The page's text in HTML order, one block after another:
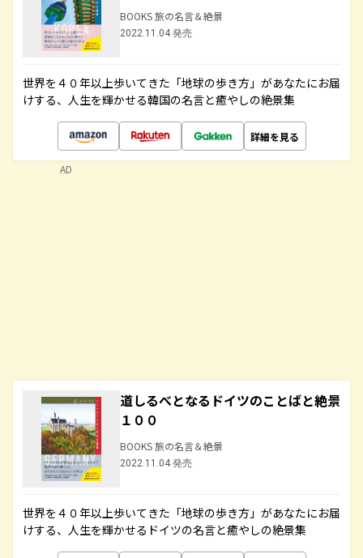
BOOKS 旅の名言＆絶景
2022.11.04 発売
世界を４０年以上歩いてきた「地球の歩き方」があなたにお届
けする、人生を輝かせる韓国の名言と癒やしの絶景集
詳細を見る
道しるべとなるドイツのことばと絶景
１００
BOOKS 旅の名言＆絶景
2022.11.04 発売
世界を４０年以上歩いてきた「地球の歩き方」があなたにお届
けする、人生を輝かせるドイツの名言と癒やしの絶景集
AD